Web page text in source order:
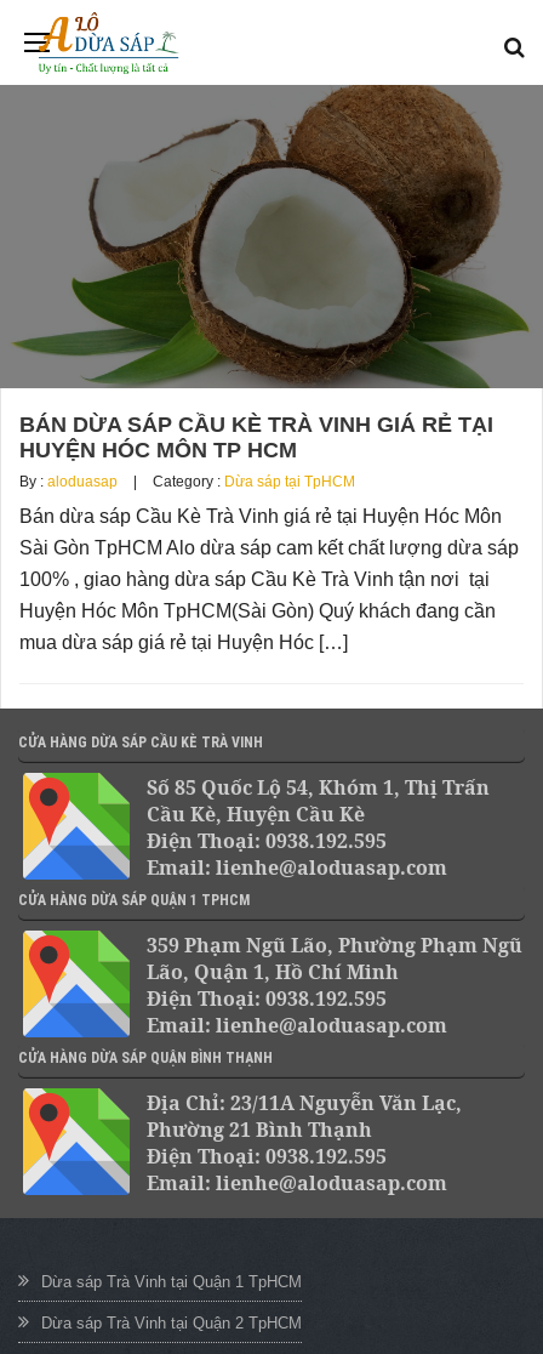
BÁN DỪA SÁP CẦU KÈ TRÀ VINH GIÁ RẺ TẠI
HUYỆN HÓC MÔN TP HCM
By : aloduasap Category : Dừa sáp tại TpHCM
Bán dừa sáp Cầu Kè Trà Vinh giá rẻ tại Huyện Hóc Môn
Sài Gòn TpHCM Alo dừa sáp cam kết chất lượng dừa sáp
100% , giao hàng dừa sáp Cầu Kè Trà Vinh tận nơi tại
Huyện Hóc Môn TpHCM(Sài Gòn) Quý khách đang cần
mua dừa sáp giá rẻ tại Huyện Hóc […]
CỬA HÀNG DỪA SÁP CẦU KÈ TRÀ VINH
Số 85 Quốc Lộ 54, Khóm 1, Thị Trấn
Cầu Kè, Huyện Cầu Kè
Điện Thoại: 0938.192.595
Email: lienhe@aloduasap.com
CỬA HÀNG DỪA SÁP QUẬN 1 TPHCM
359 Phạm Ngũ Lão, Phường Phạm Ngũ
Lão, Quận 1, Hồ Chí Minh
Điện Thoại: 0938.192.595
Email: lienhe@aloduasap.com
CỬA HÀNG DỪA SÁP QUẬN BÌNH THẠNH
Địa Chỉ: 23/11A Nguyễn Văn Lạc,
Phường 21 Bình Thạnh
Điện Thoại: 0938.192.595
Email: lienhe@aloduasap.com
Dừa sáp Trà Vinh tại Quận 1 TpHCM
Dừa sáp Trà Vinh tại Quận 2 TpHCM